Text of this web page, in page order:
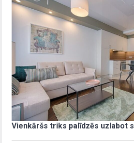
Vienkāršs triks palīdzēs uzlabot